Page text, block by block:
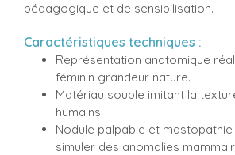
pédagogique et de sensibilisation.
Caractéristiques techniques :
Représentation anatomique
féminin grandeur nature.
Matériau souple imitant la
humains.
Nodule palpable et
simuler des anomalies